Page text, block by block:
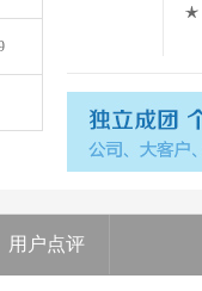
用户点评